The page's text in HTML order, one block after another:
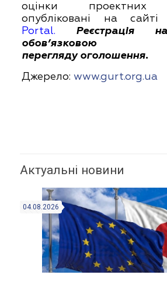
оцінки проектних
опубліковані на сайті
Portal.
Реєстрація
перегляду оголошення.
Джерело: www.gurt.org.ua
Актуальні новини
04.08.2026